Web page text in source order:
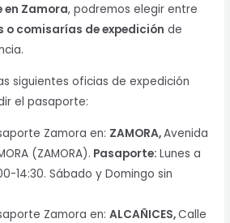
en Zamora, podremos elegir entre
o comisarías de expedición de
siguientes oficias de expedición
el pasaporte:
Zamora en: ZAMORA,Avenida
(ZAMORA). Pasaporte: Lunes a
14:30. Sábado y Domingo sin
Zamora en:ALCAÑICES,Calle